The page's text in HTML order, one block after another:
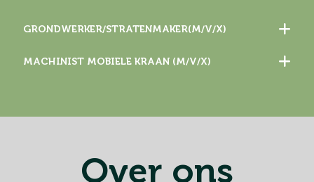
GRONDWERKER/STRATENMAKER(M/V/X)
MACHINIST MOBIELE KRAAN (M/V/X)
Over ons